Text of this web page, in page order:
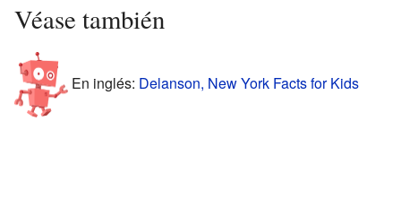
Véase también
En inglés: Delanson, New York Facts for Kids